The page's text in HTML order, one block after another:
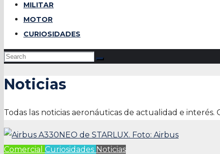
MILITAR
MOTOR
CURIOSIDADES
Noticias
Todas las noticias aeronáuticas de actualidad e
Comercial Curiosidades Noticias